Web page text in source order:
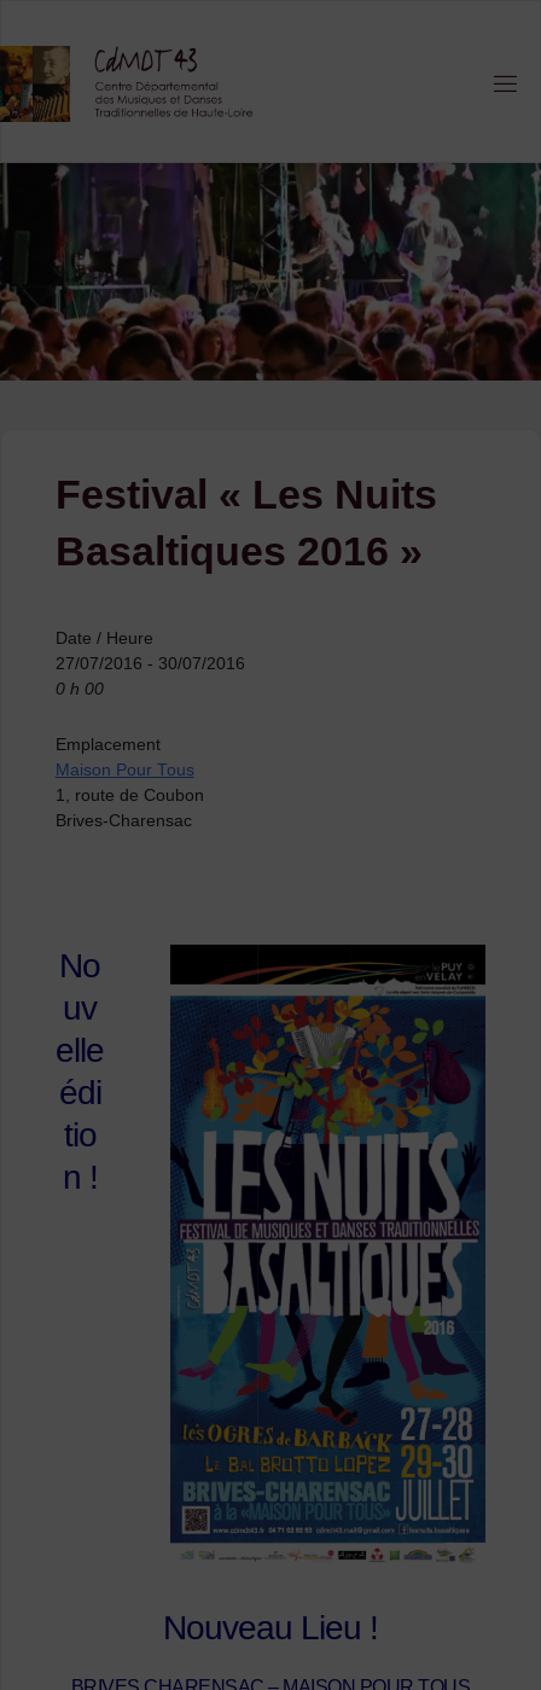
content
Festival « Les Nuits
Basaltiques 2016 »
Date / Heure
27/07/2016 - 30/07/2016
0 h 00
Emplacement
Maison Pour Tous
1, route de Coubon
Brives-Charensac
No
uv
elle
édi
tio
n !
Nouveau Lieu !